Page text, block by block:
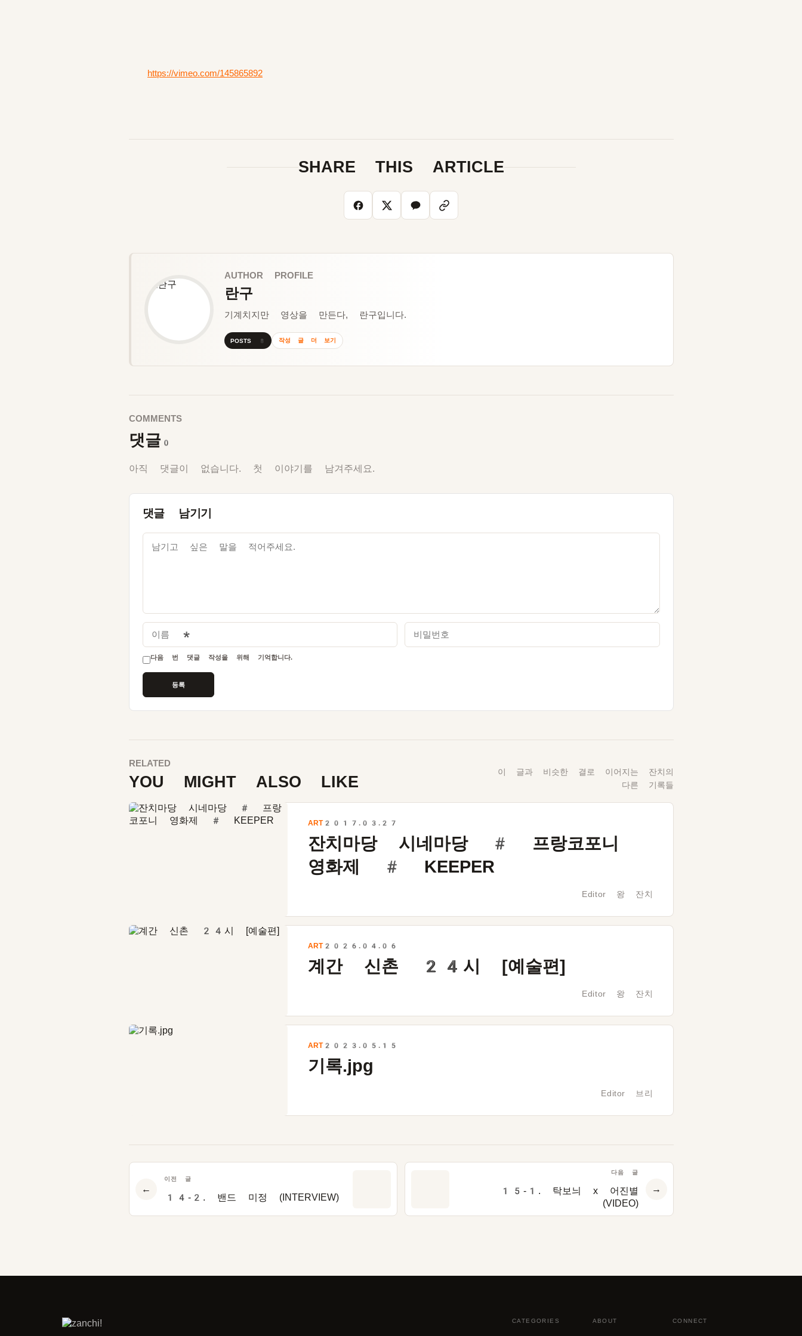
https://vimeo.com/145865892
SHARE THIS ARTICLE
AUTHOR PROFILE
란구
기계치지만 영상을 만든다, 란구입니다.
POSTS 8 작성 글 더 보기
COMMENTS
댓글 0
아직 댓글이 없습니다. 첫 이야기를 남겨주세요.
댓글 남기기
이름 비밀번호
다음 번 댓글 작성을 위해 기억합니다.
RELATED
YOU MIGHT ALSO LIKE
이 글과 비슷한 결로 이어지는 잔치의
다른 기록들
ART2017.03.27
잔치마당 시네마당 # 프랑코포니
영화제 # KEEPER
Editor 왕 잔치
ART2026.04.06
계간 신촌 24 시 [예술편]
Editor 왕 잔치
ART2023.05.15
기록.jpg
Editor 브리
←
이전 글
14-2. 밴드 미정 (INTERVIEW)
다음 글
15-1. 탁보늬 x 어진별
(VIDEO)
→
CATEGORIES ABOUT CONNECT